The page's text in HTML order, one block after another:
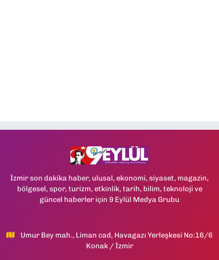
İzmir son dakika haber, ulusal, ekonomi, siyaset, magazin,
bölgesel, spor, turizm, etkinlik, tarih, bilim, teknoloji ve
güncel haberler için 9 Eylül Medya Grubu
Umur Bey mah., Liman cad, Havagazı Yerleşkesi No:16/6
Konak / İzmir